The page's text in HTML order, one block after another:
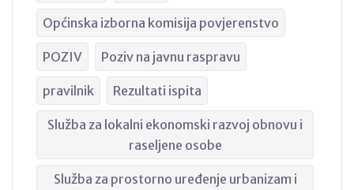
Općinska izborna komisija povjerenstvo
POZIV Poziv na javnu raspravu
pravilnik Rezultati ispita
Služba za lokalni ekonomski razvoj obnovu i
raseljene osobe
Služba za prostorno uređenje urbanizam i